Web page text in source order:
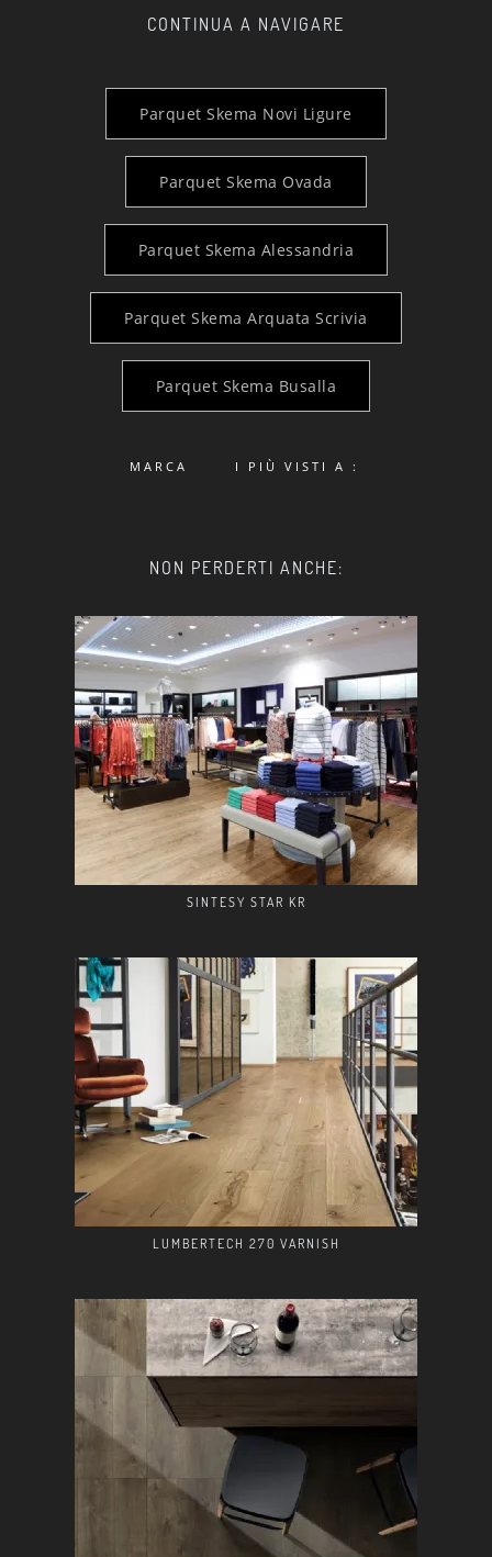
CONTINUA A NAVIGARE
Parquet Skema Novi Ligure
Parquet Skema Ovada
Parquet Skema Alessandria
Parquet Skema Arquata Scrivia
Parquet Skema Busalla
MARCA I PIÙ VISTI A :
NON PERDERTI ANCHE:
SINTESY STAR KR
LUMBERTECH 270 VARNISH